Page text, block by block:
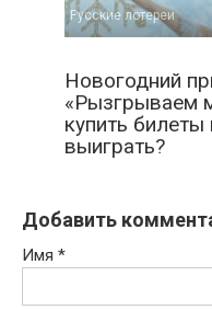
Русские лотереи
Новогодний
«Рызгрываем
купить билеты
выиграть?
Добавить
Имя *